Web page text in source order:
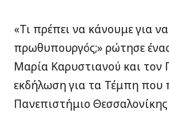
«Τι πρέπει να κάνουμε για
πρωθυπουργός;» ρώτησε
Μαρία Καρυστιανού και τον
εκδήλωση για τα Τέμπη που
Πανεπιστήμιο